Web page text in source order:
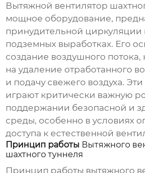
Вытяжной вентилятор
мощное оборудование,
принудительной циркуляции
подземных выработках. Его
создание воздушного потока,
на удаление отработанного
и подачу свежего воздуха.
играют критически важную
поддержании безопасной и
среды, особенно в условиях
доступа к естественной
Принцип работы Вытяжного
шахтного туннеля
Принцип работы вытяжного